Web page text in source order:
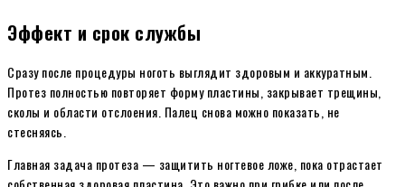
Эффект и срок службы
Сразу после процедуры ноготь выглядит здоровым и аккуратным.
Протез полностью повторяет форму пластины, закрывает трещины,
сколы и области отслоения. Палец снова можно показать, не
стесняясь.
Главная задача протеза — защитить ногтевое ложе, пока отрастает